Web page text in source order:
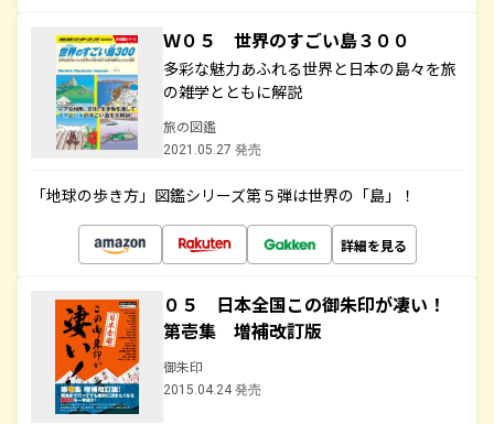
Ｗ０５ 世界のすごい島３００
多彩な魅力あふれる世界と日本の島々を旅
の雑学とともに解説
旅の図鑑
2021.05.27 発売
「地球の歩き方」図鑑シリーズ第５弾は世界の「島」！
詳細を見る
０５ 日本全国この御朱印が凄い！
第壱集 増補改訂版
御朱印
2015.04.24 発売